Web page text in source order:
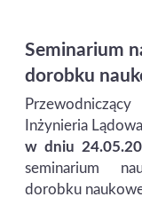
Seminarium
dorobku
Inżynieria
w dniu
seminarium
dorobku